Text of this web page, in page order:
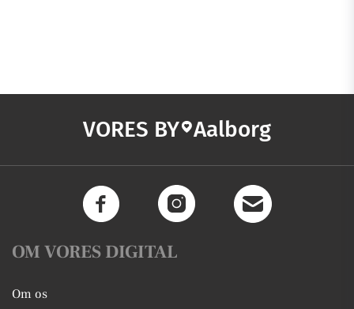
VORES BY Aalborg
OM VORES DIGITAL
Om os